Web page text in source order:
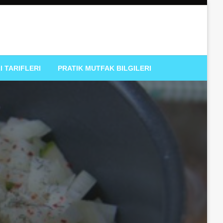
TARIFLERI PRATIK MUTFAK BILGILERI